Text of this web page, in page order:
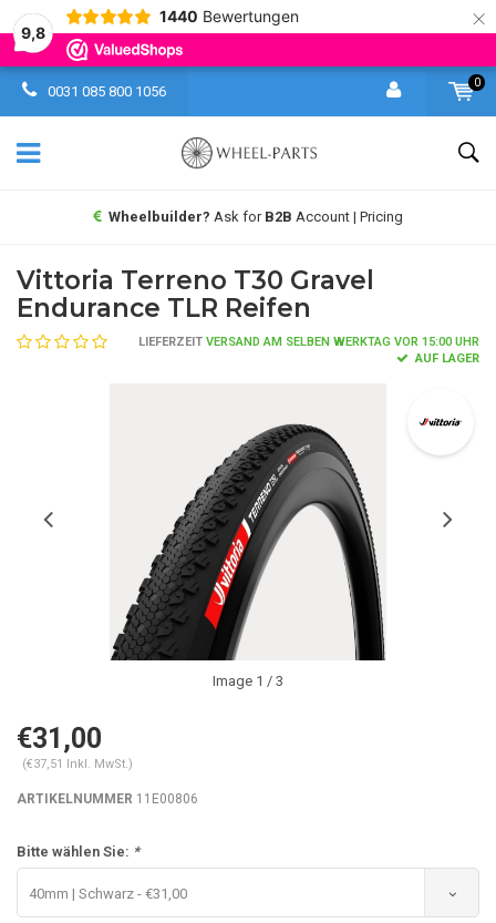
9,8
1440 Bewertungen ×
0031 085 800 1056
0
Wheelbuilder? Ask for B2B Account | Pricing
Vittoria Terreno T30 Gravel
Endurance TLR Reifen
LIEFERZEIT VERSAND AM SELBEN WERKTAG VOR 15:00 UHR
AUF LAGER
Image 1 / 3
€31,00
(€37,51 Inkl. MwSt.)
ARTIKELNUMMER 11E00806
Bitte wählen Sie: *
40mm | Schwarz - €31,00